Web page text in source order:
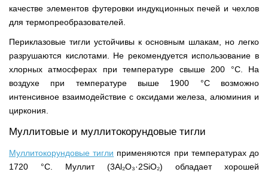
качестве элементов футеровки индукционных печей и чехлов
для термопреобразователей.
Периклазовые тигли устойчивы к основным шлакам, но легко
разрушаются кислотами. Не рекомендуется использование в
хлорных атмосферах при температуре свыше 200 °С. На
воздухе при температуре выше 1900 °С возможно
интенсивное взаимодействие с оксидами железа, алюминия и
циркония.
Муллитовые и муллитокорундовые тигли
Муллитокорундовые тигли применяются при температурах до
1720 °С. Муллит (3Al₂O₃·2SiO₂) обладает хорошей